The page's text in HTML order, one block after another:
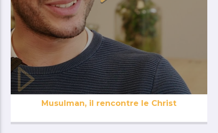
Musulman, il rencontre le Christ